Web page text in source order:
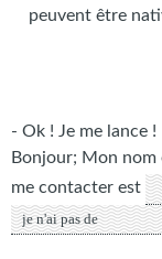
peuvent être
- Ok ! Je me lance !
Bonjour; Mon nom
me contacter est